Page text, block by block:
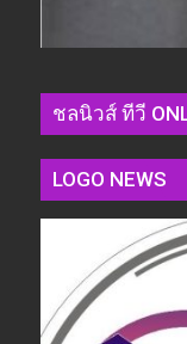
ชลนิวส์ ทีวี
LOGO NEWS